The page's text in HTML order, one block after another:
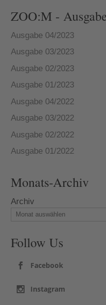
ZOO:M -
Ausgabe 04/2023
Ausgabe 03/2023
Ausgabe 02/2023
Ausgabe 01/2023
Ausgabe 04/2022
Ausgabe 03/2022
Ausgabe 02/2022
Ausgabe 01/2022
Monats-Archiv
Archiv
Follow Us
Facebook
Instagram